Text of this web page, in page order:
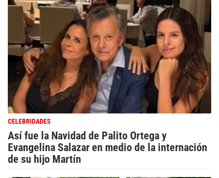
CELEBRIDADES
Así fue la Navidad de Palito Ortega y
Evangelina Salazar en medio de la internación
de su hijo Martín